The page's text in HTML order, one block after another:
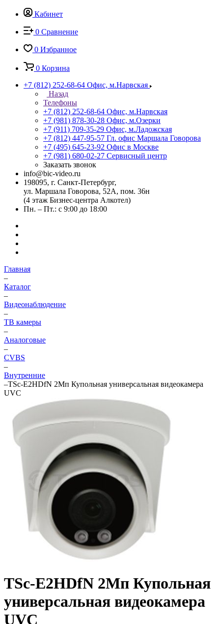
Кабинет
0 Сравнение
0 Избранное
0 Корзина
+7 (812) 252-68-64 Офис, м.Нарвская
Назад
Телефоны
+7 (812) 252-68-64 Офис, м.Нарвская
+7 (981) 878-30-28 Офис, м.Озерки
+7 (911) 709-35-29 Офис, м.Ладожская
+7 (812) 447-95-57 Гл. офис Маршала Говорова
+7 (495) 645-23-92 Офис в Москве
+7 (981) 680-02-27 Сервисный центр
Заказать звонок
info@bic-video.ru
198095, г. Санкт-Петербург,
ул. Маршала Говорова, 52А, пом. 36н
(4 этаж Бизнес-центра Алкотел)
Пн. – Пт.: с 9:00 до 18:00
Главная
–
Каталог
–
Видеонаблюдение
–
ТВ камеры
–
Аналоговые
–
CVBS
–
Внутренние
–TSc-E2HDfN 2Мп Купольная универсальная видеокамера
UVC
TSc-E2HDfN 2Мп Купольная
универсальная видеокамера
UVC